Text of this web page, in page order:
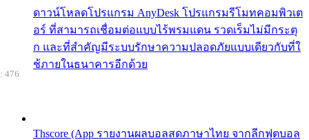
ดาวน์โหลดโปรแกรม AnyDesk โปรแกรมรีโมทคอมพิวเต
อร์ ที่สามารถเชื่อมต่อแบบไร้พรมแดน รวดเร็มไม่มีกระตุ
ก และที่สำคัญมีระบบรักษาความปลอดภัยแบบเดียวกับที่ใ
ช้ภายในธนาคารอีกด้วย
Thscore (App รายงานผลบอลสดภาษาไทย จากลีกฟุตบอล
476